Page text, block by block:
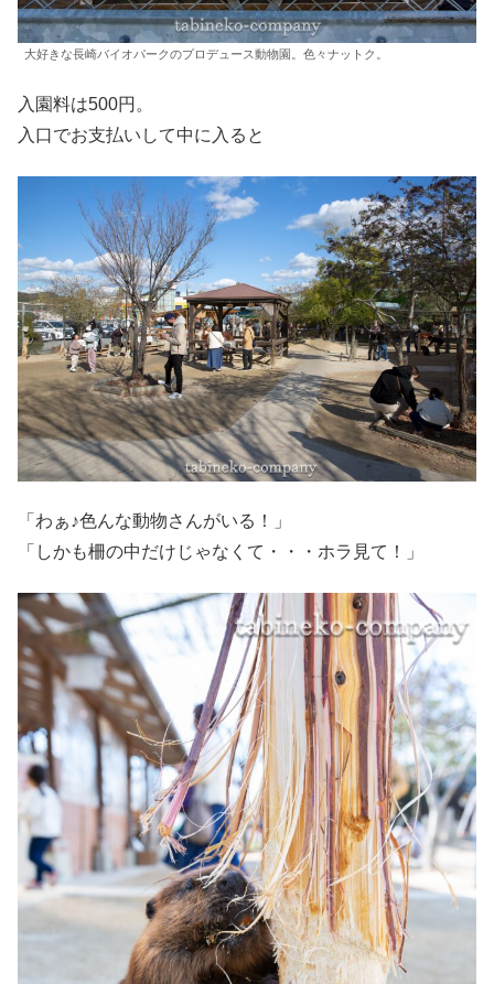
大好きな長崎バイオパークのプロデュース動物園。色々ナットク。
入園料は500円。
入口でお支払いして中に入ると
「わぁ♪色んな動物さんがいる！」
「しかも柵の中だけじゃなくて・・・ホラ見て！」